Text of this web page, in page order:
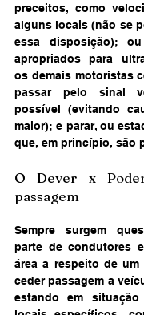
preceitos, como
alguns locais (não se
essa disposição);
apropriados para
os demais motoristas
passar pelo sinal
possível (evitando
maior); e parar, ou
que, em princípio, são
O Dever x
passagem
Sempre surgem
parte de condutores
área a respeito de
ceder passagem a
estando em